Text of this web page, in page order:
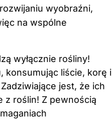
wyobraźni,
na wspólne
wyłącznie rośliny!
konsumując liście, korę i
jest, że ich
z roślin! Z pewnością